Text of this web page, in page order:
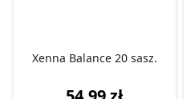
Xenna Balance 20 sasz.